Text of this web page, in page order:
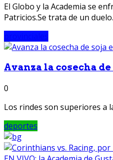
El Globo y la Academia se
Patricios.Se trata de un
Avanza la cosecha
0
Los rindes son superiores a
deportes